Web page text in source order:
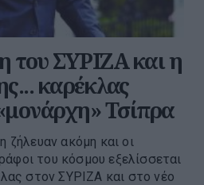
του ΣΥΡΙΖΑ και η
καρέκλας
Τσίπρα
ακόμη και οι
του κόσμου εξελίσσεται
στον ΣΥΡΙΖΑ και στο νέο